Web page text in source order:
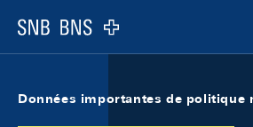
Logo
Données importantes de politique